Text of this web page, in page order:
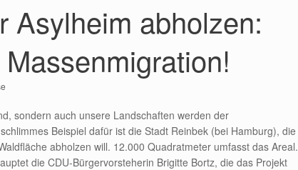
Asylheim abholzen:
sondern auch unsere Landschaften werden der
Beispiel dafür ist die Stadt Reinbek (bei Hamburg), die
abholzen will. 12.000 Quadratmeter umfasst das Areal.
die CDU-Bürgervorsteherin Brigitte Bortz, die das Projekt